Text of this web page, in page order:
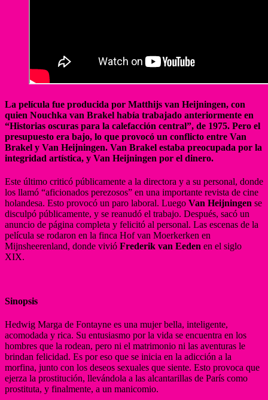
La película fue producida por Matthijs van Heijningen, con
quien Nouchka van Brakel había trabajado anteriormente en
“Historias oscuras para la calefacción central”, de 1975.​ Pero el
presupuesto era bajo, lo que provocó un conflicto entre Van
Brakel y Van Heijningen. Van Brakel estaba preocupada por la
integridad artística, y Van Heijningen por el dinero.
Este último criticó públicamente a la directora y a su personal, donde
los llamó “aficionados perezosos” en una importante revista de cine
holandesa. Esto provocó un paro laboral. Luego Van Heijningen se
disculpó públicamente, y se reanudó el trabajo. Después, sacó un
anuncio de página completa y felicitó al personal. ​Las escenas de la
película se rodaron en la finca Hof van Moerkerken en
Mijnsheerenland, donde vivió Frederik van Eeden en el siglo
XIX.
Sinopsis
Hedwig Marga de Fontayne es una mujer bella, inteligente,
acomodada y rica. Su entusiasmo por la vida se encuentra en los
hombres que la rodean, pero ni el matrimonio ni las aventuras le
brindan felicidad. Es por eso que se inicia en la adicción a la
morfina, junto con los deseos sexuales que siente. Esto provoca que
ejerza la prostitución, llevándola a las alcantarillas de París como
prostituta, y finalmente, a un manicomio.